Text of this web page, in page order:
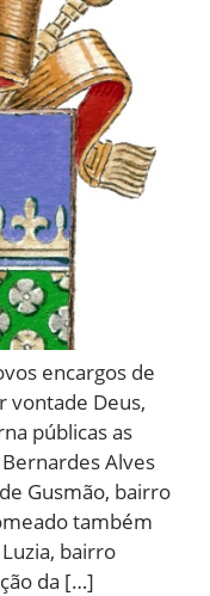
encargos de
vontade Deus,
públicas as
Alves
Gusmão, bairro
também
bairro
da […]